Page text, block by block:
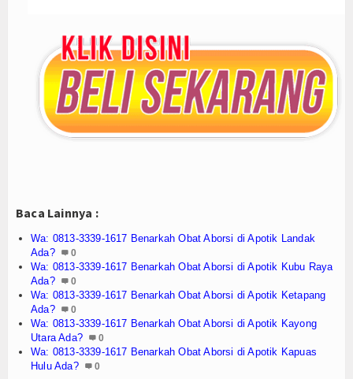
Baca Lainnya :
Wa: 0813-3339-1617 Benarkah Obat Aborsi di Apotik Landak
Ada?
0
Wa: 0813-3339-1617 Benarkah Obat Aborsi di Apotik Kubu Raya
Ada?
0
Wa: 0813-3339-1617 Benarkah Obat Aborsi di Apotik Ketapang
Ada?
0
Wa: 0813-3339-1617 Benarkah Obat Aborsi di Apotik Kayong
Utara Ada?
0
Wa: 0813-3339-1617 Benarkah Obat Aborsi di Apotik Kapuas
Hulu Ada?
0